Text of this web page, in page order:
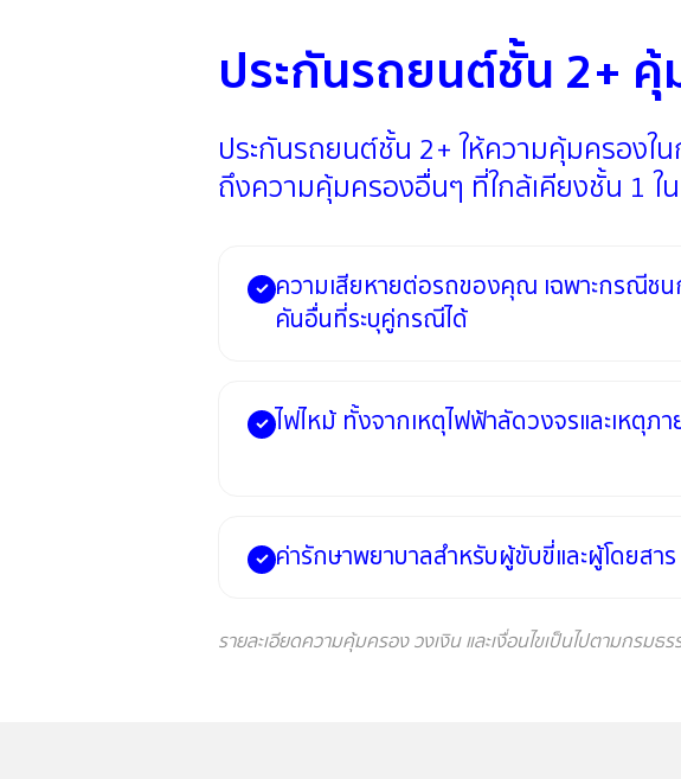
ประกันรถยนต์ชั้น 2+ คุ้
ประกันรถยนต์ชั้น 2+ ให้ความคุ้มครอ
ถึงความคุ้มครองอื่นๆ ที่ใกล้เคียงชั้น 1 ใ
✓ ความเสียหายต่อรถของคุณ เฉพาะกรณีช
คันอื่นที่ระบุคู่กรณีได้
✓ ไฟไหม้ ทั้งจากเหตุไฟฟ้าลัดวงจรและเหตุภ
✓ ค่ารักษาพยาบาลสำหรับผู้ขับขี่และผู้โดยสาร
รายละเอียดความคุ้มครอง วงเงิน และเงื่อนไขเป็นไปตามกรม